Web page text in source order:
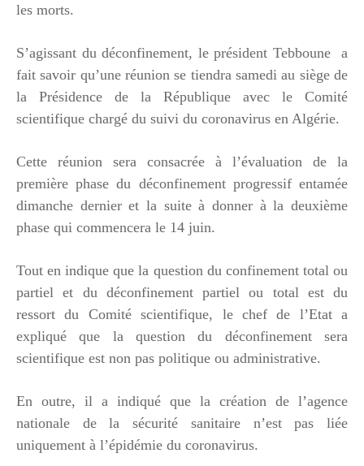
les morts.
S’agissant du déconfinement, le président Tebboune a
fait savoir qu’une réunion se tiendra samedi au siège de
la Présidence de la République avec le Comité
scientifique chargé du suivi du coronavirus en Algérie.
Cette réunion sera consacrée à l’évaluation de la
première phase du déconfinement progressif entamée
dimanche dernier et la suite à donner à la deuxième
phase qui commencera le 14 juin.
Tout en indique que la question du confinement total ou
partiel et du déconfinement partiel ou total est du
ressort du Comité scientifique, le chef de l’Etat a
expliqué que la question du déconfinement sera
scientifique est non pas politique ou administrative.
En outre, il a indiqué que la création de l’agence
nationale de la sécurité sanitaire n’est pas liée
uniquement à l’épidémie du coronavirus.